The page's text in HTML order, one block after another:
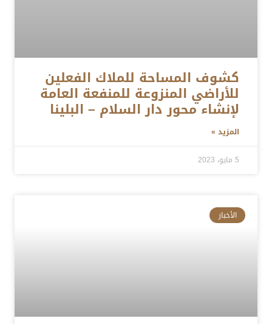
كشوف المساحة للملاك الفعلين
للأراضي المنزوعة للمنفعة العامة
لإنشاء محور دار السلام – البلينا
المزيد »
5 مايو، 2023
الأخبار